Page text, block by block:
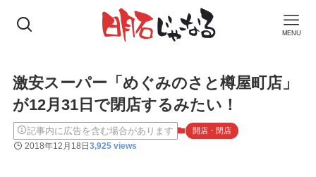
MENU
激安スーパー「めぐみのさと樽屋町店」
が12月31日で閉店するみたい！
記事内に広告を含む場合があります 開店・閉店
2018年12月18日3,925 views